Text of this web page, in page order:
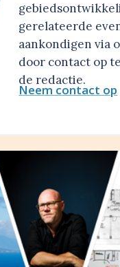
gerelateerde
aankondigen via
door contact op
de redactie.
Neem contact op